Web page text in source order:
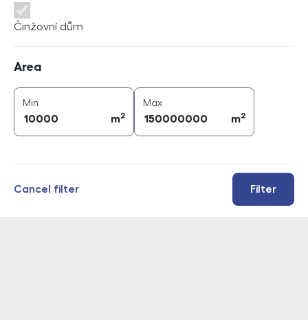
Činžovní dům
Area
Min
m2
Maxarea (
m2
Filter
Cancel filter